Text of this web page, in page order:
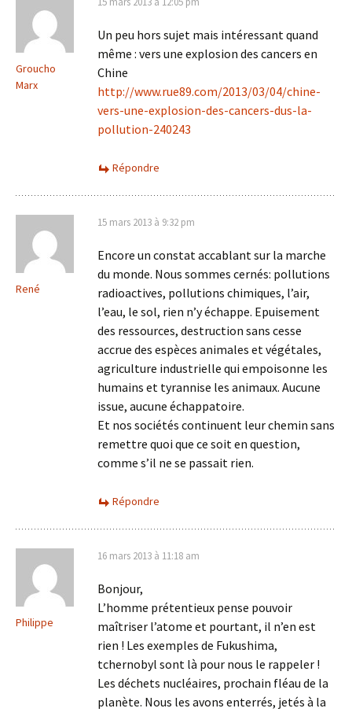
Groucho
Marx
Un peu hors sujet mais intéressant quand
même : vers une explosion des cancers en
Chine
http://www.rue89.com/2013/03/04/chine-
vers-une-explosion-des-cancers-dus-la-
pollution-240243
Répondre
René
15 mars 2013 à 9:32 pm
Encore un constat accablant sur la marche
du monde. Nous sommes cernés: pollutions
radioactives, pollutions chimiques, l’air,
l’eau, le sol, rien n’y échappe. Epuisement
des ressources, destruction sans cesse
accrue des espèces animales et végétales,
agriculture industrielle qui empoisonne les
humains et tyrannise les animaux. Aucune
issue, aucune échappatoire.
Et nos sociétés continuent leur chemin sans
remettre quoi que ce soit en question,
comme s’il ne se passait rien.
Répondre
Philippe
16 mars 2013 à 11:18 am
Bonjour,
L’homme prétentieux pense pouvoir
maîtriser l’atome et pourtant, il n’en est
rien ! Les exemples de Fukushima,
tchernobyl sont là pour nous le rappeler !
Les déchets nucléaires, prochain fléau de la
planète. Nous les avons enterrés, jetés à la